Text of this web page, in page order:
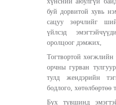
буй дорвитой хувь
сацуу зөрчлийг
үйлсэд
оролцоог дэмжих,
Тогтвортой хөгжлийн
орчны гурван
тулд жендэрийн
бодлого, хөтөлбөртөө
Бүх түвшинд